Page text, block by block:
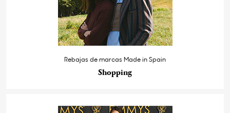
Rebajas de marcas Made in Spain
Shopping